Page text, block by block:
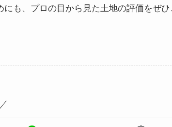
も、プロの目から見た土地の評価をぜ